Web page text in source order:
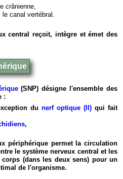
crânienne,
le canal vertébral.
central reçoit, intègre et émet des
(SNP) désigne l'ensemble des
:
du nerf optique (II) qui fait
,
périphérique permet la circulation
le système nerveux central et les
corps (dans les deux sens) pour un
de l'organisme.